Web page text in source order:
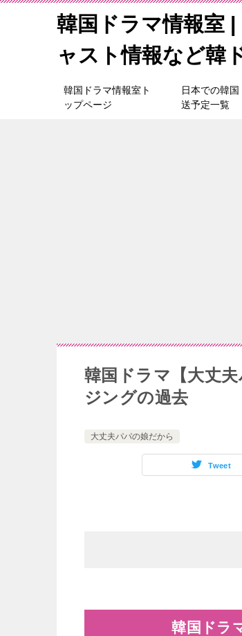
韓国ドラマ情報室
ャスト情報など韓
韓国ドラマ情報室ト
ップページ
日本での韓
送予定一覧
韓国ドラマ【大丈
ジングの過去
大丈夫パパの娘だから
Tweet
韓国ドラ